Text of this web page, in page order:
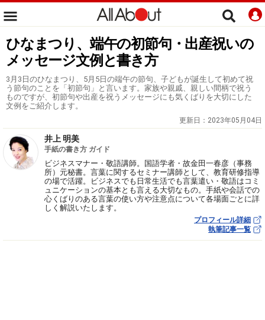
ひなまつり、端午の初節句・出産祝いの
メッセージ文例と書き方
3月3日のひなまつり、5月5日の端午の節句、子どもが誕生して初めて祝
う節句のことを「初節句」と言います。家族や親戚、親しい間柄で祝う
ものですが、初節句や出産を祝うメッセージにも気くばりを大切にした
文例をご紹介します。
更新日： 2023年05月04日
井上 明美
手紙の書き方 ガイド
ビジネスマナー・敬語講師。国語学者・故金田一春彦（事務
所）元秘書。言葉に関するセミナー講師として、教育研修指導
の場で活躍。ビジネスでも日常生活でも言葉遣い・敬語はコミ
ュニケーションの基本とも言える大切なもの。手紙や会話での
心くばりのある言葉の使い方や注意点について各場面ごとに詳
しく解説いたします。
プロフィール詳細
執筆記事一覧